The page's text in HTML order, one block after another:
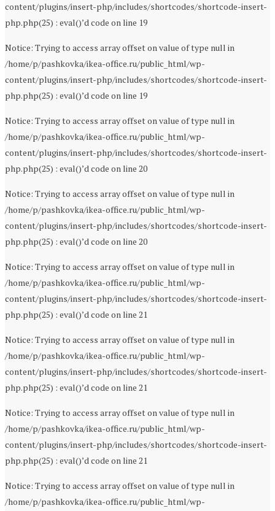
content/plugins/insert-php/includes/shortcodes/shortcode-insert-
php.php(25) : eval()’d code on line 19
Notice: Trying to access array offset on value of type null in
/home/p/pashkovka/ikea-office.ru/public_html/wp-
content/plugins/insert-php/includes/shortcodes/shortcode-insert-
php.php(25) : eval()’d code on line 19
Notice: Trying to access array offset on value of type null in
/home/p/pashkovka/ikea-office.ru/public_html/wp-
content/plugins/insert-php/includes/shortcodes/shortcode-insert-
php.php(25) : eval()’d code on line 20
Notice: Trying to access array offset on value of type null in
/home/p/pashkovka/ikea-office.ru/public_html/wp-
content/plugins/insert-php/includes/shortcodes/shortcode-insert-
php.php(25) : eval()’d code on line 20
Notice: Trying to access array offset on value of type null in
/home/p/pashkovka/ikea-office.ru/public_html/wp-
content/plugins/insert-php/includes/shortcodes/shortcode-insert-
php.php(25) : eval()’d code on line 21
Notice: Trying to access array offset on value of type null in
/home/p/pashkovka/ikea-office.ru/public_html/wp-
content/plugins/insert-php/includes/shortcodes/shortcode-insert-
php.php(25) : eval()’d code on line 21
Notice: Trying to access array offset on value of type null in
/home/p/pashkovka/ikea-office.ru/public_html/wp-
content/plugins/insert-php/includes/shortcodes/shortcode-insert-
php.php(25) : eval()’d code on line 21
Notice: Trying to access array offset on value of type null in
/home/p/pashkovka/ikea-office.ru/public_html/wp-